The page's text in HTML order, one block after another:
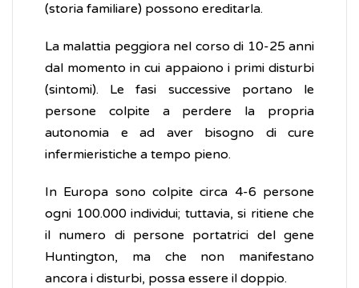
(storia familiare) possono ereditarla.
La malattia peggiora nel corso di 10-25 anni
dal momento in cui appaiono i primi disturbi
(sintomi). Le fasi successive portano le
persone colpite a perdere la propria
autonomia e ad aver bisogno di cure
infermieristiche a tempo pieno.
In Europa sono colpite circa 4-6 persone
ogni 100.000 individui; tuttavia, si ritiene che
il numero di persone portatrici del gene
Huntington, ma che non manifestano
ancora i disturbi, possa essere il doppio.